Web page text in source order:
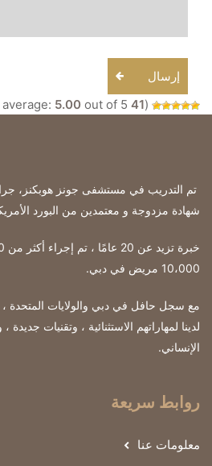
إرسال
(
41
5.00 out of 5)
تم التدريب في مستشفى جونز هوبكنز،
شهادة مزدوجة و معتمدين من البورد
10،000 مريض في دبي.
مع سجل حافل في دبي والولايات المتحدة
لدينا لمهاراتهم الاستثنائية ، وتقنيات
الإنساني.
روابط سريعة
معلومات عنا